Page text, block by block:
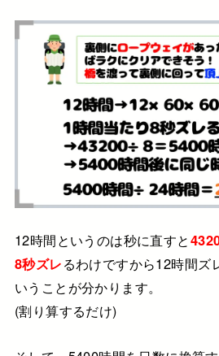
12時間というのは秒に直すと
8秒ズレるわけですから12時間ズ
いうことが分かります。
(割り算するだけ)